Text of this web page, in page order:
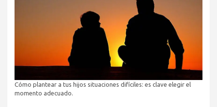
Cómo plantear a tus hijos situaciones difíciles: es clave elegir el
momento adecuado.